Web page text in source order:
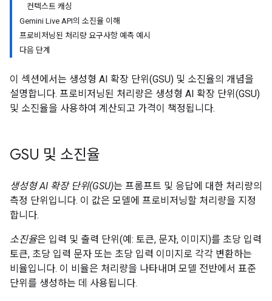
컨텍스트 캐싱
Gemini Live API의 소진율 이해
프로비저닝된 처리량 요구사항 예측 예시
다음 단계
이 섹션에서는 생성형 AI 확장 단위(GSU) 및 소진율의 개념을
설명합니다. 프로비저닝된 처리량은 생성형 AI 확장 단위(GSU)
및 소진율을 사용하여 계산되고 가격이 책정됩니다.
GSU 및 소진율
생성형 AI 확장 단위(GSU)는 프롬프트 및 응답에 대한 처리량의
측정 단위입니다. 이 값은 모델에 프로비저닝할 처리량을 지정
합니다.
소진율은 입력 및 출력 단위(예: 토큰, 문자, 이미지)를 초당 입력
토큰, 초당 입력 문자 또는 초당 입력 이미지로 각각 변환하는
비율입니다. 이 비율은 처리량을 나타내며 모델 전반에서 표준
단위를 생성하는 데 사용됩니다.